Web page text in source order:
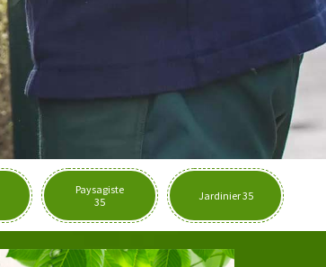
Paysagiste
35
Jardinier 35